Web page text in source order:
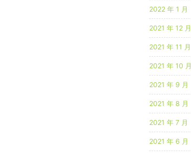
2022 年 1 月
2021 年 12 月
2021 年 11 月
2021 年 10 月
2021 年 9 月
2021 年 8 月
2021 年 7 月
2021 年 6 月